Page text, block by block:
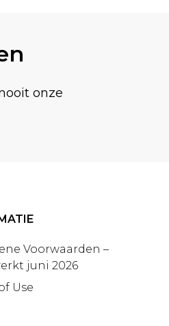
onze
Voorwaarden –
juni 2026
Use